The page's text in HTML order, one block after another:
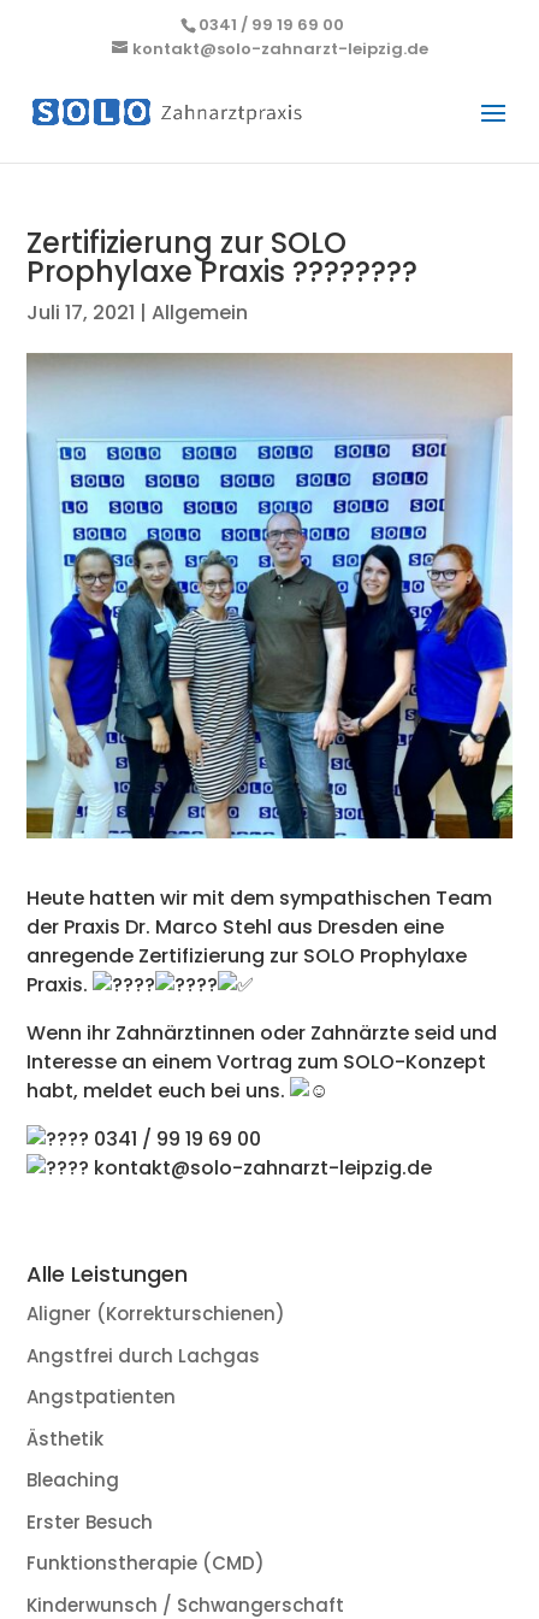
0341 / 99 19 69 00
kontakt@solo-zahnarzt-leipzig.de
Zertifizierung zur SOLO
Prophylaxe Praxis ????????
Juli 17, 2021 |Allgemein
Heute hatten wir mit dem sympathischen Team
der Praxis Dr. Marco Stehl aus Dresden eine
anregende Zertifizierung zur SOLO Prophylaxe
Praxis.
Wenn ihr Zahnärztinnen oder Zahnärzte seid und
Interesse an einem Vortrag zum SOLO-Konzept
habt, meldet euch bei uns.
0341 / 99 19 69 00
kontakt@solo-zahnarzt-leipzig.de
Alle Leistungen
Aligner (Korrekturschienen)
Angstfrei durch Lachgas
Angstpatienten
Ästhetik
Bleaching
Erster Besuch
Funktionstherapie (CMD)
Kinderwunsch / Schwangerschaft